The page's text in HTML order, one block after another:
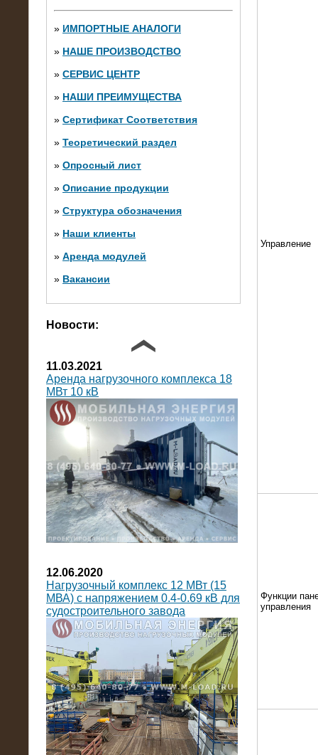
» ИМПОРТНЫЕ АНАЛОГИ
» НАШЕ ПРОИЗВОДСТВО
» СЕРВИС ЦЕНТР
» НАШИ ПРЕИМУЩЕСТВА
» Сертификат Соответствия
» Теоретический раздел
» Опросный лист
» Описание продукции
» Структура обозначения
» Наши клиенты
» Аренда модулей
» Вакансии
Новости:
10.10.2014
Нагрузочный комплекс 20 МВт в 2
яруса (напряжение 6-10 кВ)
11.03.2021
Аренда нагрузочного комплекса 18
МВт 10 кВ
12.06.2020
Нагрузочный комплекс 12 МВт (15
МВА) с напряжением 0.4-0.69 кВ для
судостроительного завода
Управление
Функции
управления